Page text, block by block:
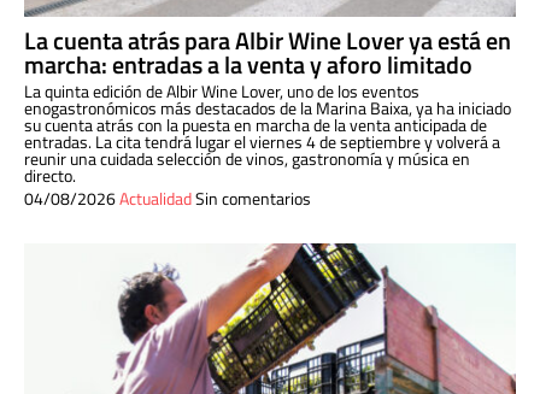
La cuenta atrás para Albir Wine Lover ya está en
marcha: entradas a la venta y aforo limitado
La quinta edición de Albir Wine Lover, uno de los eventos
enogastronómicos más destacados de la Marina Baixa, ya ha iniciado
su cuenta atrás con la puesta en marcha de la venta anticipada de
entradas. La cita tendrá lugar el viernes 4 de septiembre y volverá a
reunir una cuidada selección de vinos, gastronomía y música en
directo.
04/08/2026ActualidadSin comentarios